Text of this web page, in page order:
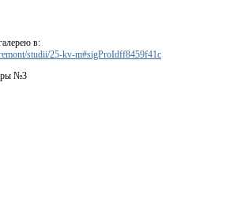
в:
studii/25-kv-m#sigProIdff8459f41c
№3